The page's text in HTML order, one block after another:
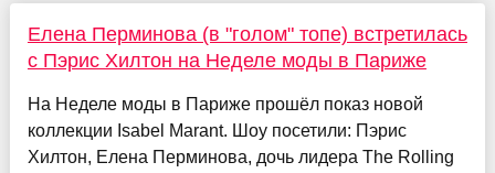
Елена Перминова (в "голом" топе) встретилась
с Пэрис Хилтон на Неделе моды в Париже
На Неделе моды в Париже прошёл показ новой
коллекции Isabel Marant. Шоу посетили: Пэрис
Хилтон, Елена Перминова, дочь лидера The Rolling